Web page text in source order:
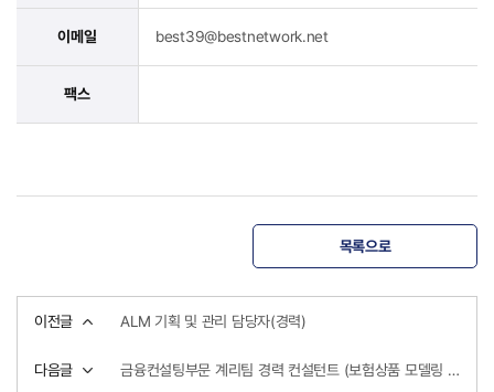
이메일 best39@bestnetwork.net
팩스
목록으로
이전글 ALM 기획 및 관리 담당자(경력)
다음글 금융컨설팅부문 계리팀 경력 컨설턴트 (보험상품 모델링 전문가)